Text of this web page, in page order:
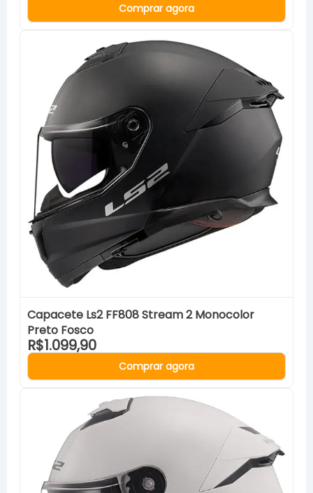
Comprar agora
Capacete Ls2 FF808 Stream 2 Monocolor
Preto Fosco
R$1.099,90
Comprar agora